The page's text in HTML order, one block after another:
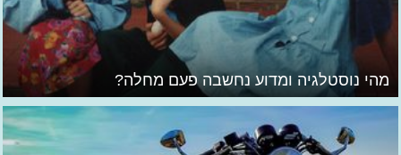
מהי נוסטלגיה ומדוע נחשבה פעם מחלה?